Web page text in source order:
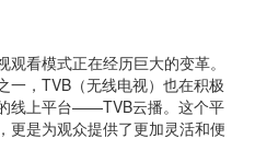
看模式正在经历巨大的变革。
一，TVB（无线电视）也在积极
线上平台——TVB云播。这个平
更是为观众提供了更加灵活和便